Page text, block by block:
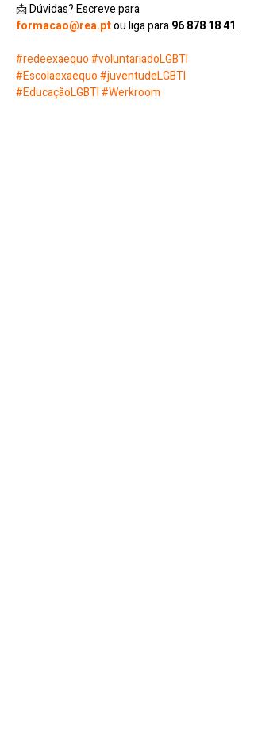
📩 Dúvidas? Escreve para
formacao@rea.pt ou liga para 96 878 18 41.
#redeexaequo#voluntariadoLGBTI
#Escolaexaequo#juventudeLGBTI
#EducaçãoLGBTI#Werkroom